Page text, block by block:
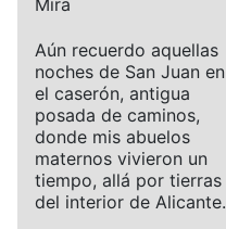
Mira
Aún recuerdo aquellas
noches de San Juan en
el caserón, antigua
posada de caminos,
donde mis abuelos
maternos vivieron un
tiempo, allá por tierras
del interior de Alicante.